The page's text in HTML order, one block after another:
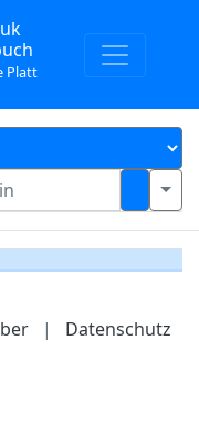
Platt
| Datenschutz